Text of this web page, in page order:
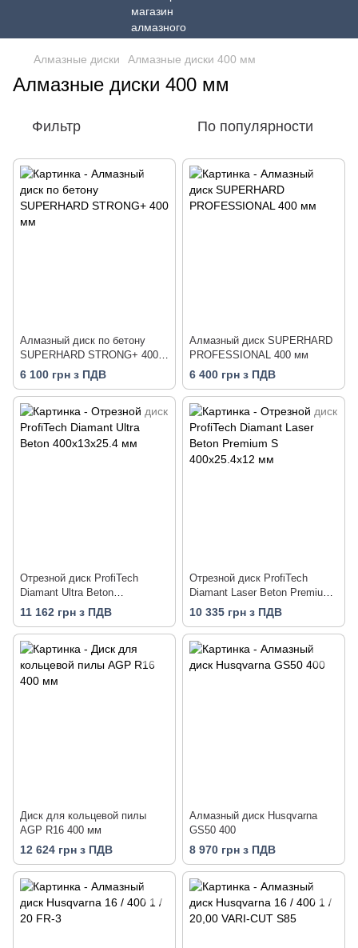
Алмазные диски Алмазные диски 400 мм
Алмазные диски 400 мм
Фильтр По популярности
Алмазный диск по бетону
SUPERHARD STRONG+ 400
мм
6 100 грн з ПДВ
Алмазный диск SUPERHARD
PROFESSIONAL 400 мм
6 400 грн з ПДВ
Отрезной диск ProfiTech
Diamant Ultra Beton
400х13х25.4 мм
11 162 грн з ПДВ
Отрезной диск ProfiTech
Diamant Laser Beton Premium
S 400х25.4х12 мм
10 335 грн з ПДВ
Диск для кольцевой пилы
AGP R16 400 мм
12 624 грн з ПДВ
Алмазный диск Husqvarna
GS50 400
8 970 грн з ПДВ